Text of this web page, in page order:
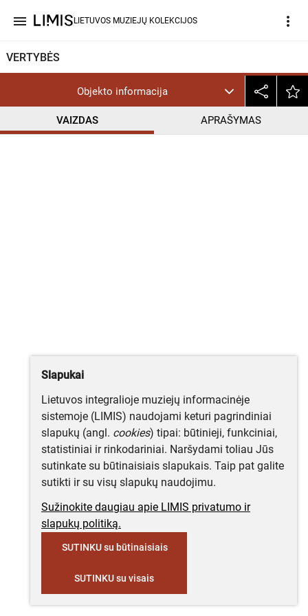
menu LIETUVOS MUZIEJŲ KOLEKCIJOS more_vert
VERTYBĖS
Objekto informacija
VAIZDAS APRAŠYMAS
Slapukai
Lietuvos integralioje muziejų informacinėje
sistemoje (LIMIS) naudojami keturi pagrindiniai
slapukų (angl. cookies) tipai: būtinieji, funkciniai,
statistiniai ir rinkodariniai. Naršydami toliau Jūs
sutinkate su būtinaisiais slapukais. Taip pat galite
sutikti ir su visų slapukų naudojimu.
Sužinokite daugiau apie LIMIS privatumo ir
slapukų politiką.
SUTINKU su būtinaisiais
SUTINKU su visais